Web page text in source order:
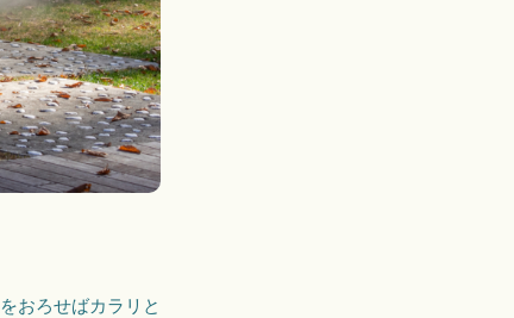
おろせばカラリと